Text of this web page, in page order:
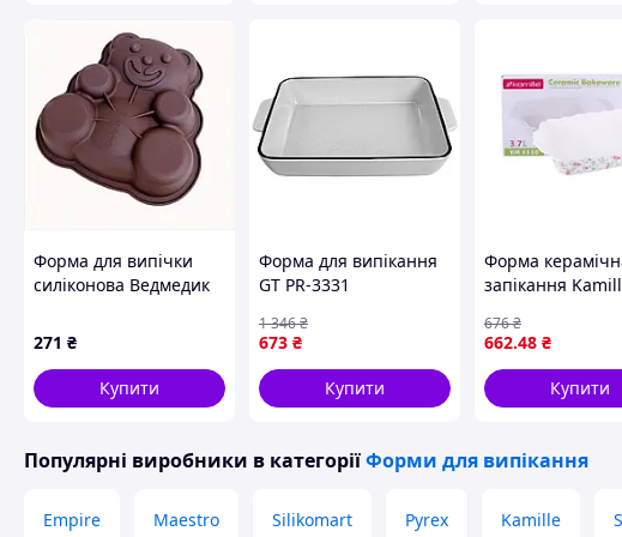
Форма для випічки
силіконова Ведмедик
10248, 8XM715100
271 ₴
Купити
Форма для випікання
GT PR-3331
см керамічна
жароміцна форма для
запікання Білий
673 ₴
1 346₴
Купити
Форма
запікання
662.48 ₴
676₴
Купити
Популярні виробники в категоріїФорми для випікання
Empire Maestro Silikomart Pyrex Kamille